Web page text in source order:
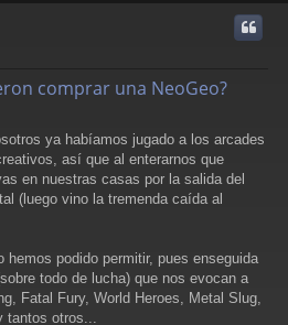
comprar una NeoGeo?
ya habíamos jugado a los arcades
así que al enterarnos que
en nuestras casas por la salida del
(luego vino la tremenda caída al
podido permitir, pues enseguida
todo de lucha) que nos evocan a
Fatal Fury, World Heroes, Metal Slug,
tantos otros...